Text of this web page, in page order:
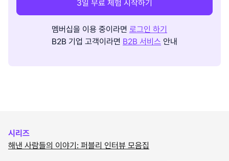
3일 무료 체험 시작하기
멤버십을 이용 중이라면 로그인 하기
B2B 기업 고객이라면 B2B 서비스 안내
시리즈
해낸 사람들의 이야기: 퍼블리 인터뷰 모음집